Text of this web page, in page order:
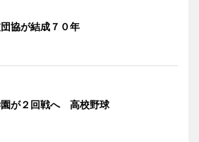
協が結成７０年
園が２回戦へ 高校野球